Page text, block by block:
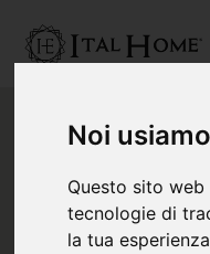
Noi
Questo sito
tecnologie di
la tua